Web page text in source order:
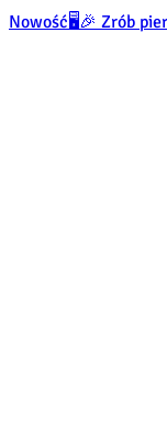
Nowość🖥️🎉 Zrób